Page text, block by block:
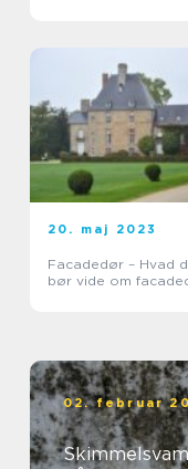
20. maj 2023
Facadedør – Hvad
bør vide om
02. februar
Skimmelsvamp århus